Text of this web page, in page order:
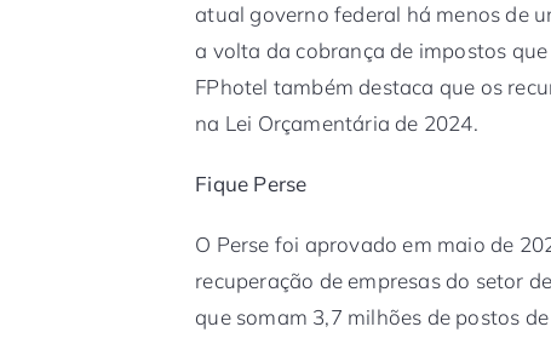
atual governo federal há menos de
a volta da cobrança de impostos
FPhotel também destaca que os
na Lei Orçamentária de 2024.
Fique Perse
O Perse foi aprovado em maio de
recuperação de empresas do setor
que somam 3,7 milhões de postos